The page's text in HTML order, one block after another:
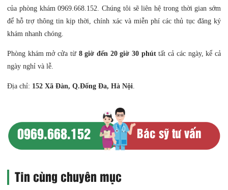
của phòng khám0969.668.152 . Chúng tôi sẽ liên hệ trong thời gian sớm
để hỗ trợ thông tin kịp thời, chính xác và miễn phí các thủ tục đăng ký
khám nhanh chóng.
Phòng khám mở cửa từ 8 giờ đến 20 giờ 30 phúttất cả các ngày, kể cả
ngày nghỉ và lễ.
Địa chỉ: 152 Xã Đàn, Q.Đống Đa, Hà Nội
0969.668.152 Bác sỹ tư vấn
Tin cùng chuyên mục